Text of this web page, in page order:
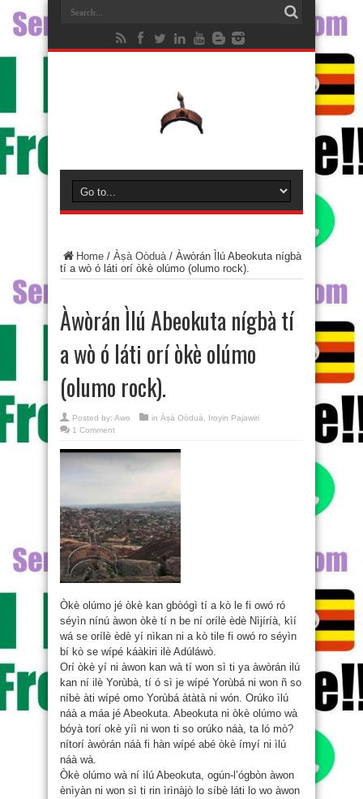
Home / Àṣà Oòduà/ Àwòrán Ìlú Abeokuta nígbà
tí a wò ó láti orí òkè olúmo (olumo rock).
Àwòrán Ìlú Abeokuta nígbà tí
a wò ó láti orí òkè olúmo
(olumo rock).
Posted by: Awo in Àṣà Oòduà
Iroyin Pajawiri
1 Comment
Òkè olúmo jé òkè kan gbòógì tí a kò le fi owó ró
séyìn nínú àwon òkè tí n be ní orílè èdè Nìjíríà, kìí
wá se orílè èdè yí nìkan ni a kò tile fi owó ro séyìn
bí kò se wípé káàkiri ilè Adúláwò.
Orí òkè yí ni àwon kan wà tí won sì ti ya àwòrán ilú
kan ní ilè Yorùbà, tí ó sì je wípé Yorùbá ni won ñ so
níbè àti wípé omo Yorùbá àtàtà ni wón. Orúko ìlú
náà a máa jé Abeokuta. Abeokuta ni òkè olúmo wà
bóyà torí okè yíì ni won ti so orúko náà, ta ló mò?
nítorí àwòrán náà fi hàn wípé abé òkè ímyí ni ìlú
náà wà.
Òkè olúmo wà ní ìlú Abeokuta, ogún-l’ógbòn àwon
ènìyàn ni won sì ti rin ìrìnàjò lo síbè láti lo wo àwon